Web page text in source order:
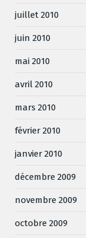
juillet 2010
juin 2010
mai 2010
avril 2010
mars 2010
février 2010
janvier 2010
décembre 2009
novembre 2009
octobre 2009